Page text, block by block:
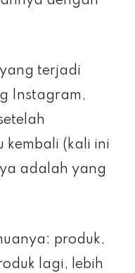
terjadi
Instagram,
kembali (kali ini
adalah yang
produk,
lagi, lebih